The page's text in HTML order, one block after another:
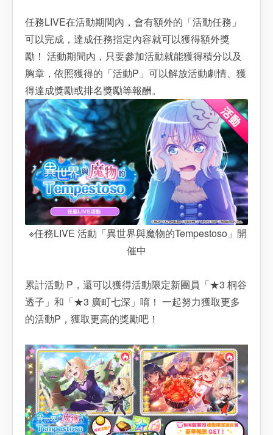
任務LIVE在活動期間內，會有額外的「活動任務」
可以完成，達成任務指定內容就可以獲得額外獎
勵！ 活動期間內，只要參加活動就能獲得積分以及
胸章，依照獲得的「活動P」可以解放活動劇情、獲
得達成獎勵或排名獎勵等報酬。
※任務LIVE 活動「異世界與魔物的Tempestoso」開
催中
累計活動 P，還可以獲得活動限定新團員「★3 桐谷
透子」和「★3 廣町七深」唷！ 一起努力獲取更多
的活動P，獲取更高的獎勵吧！